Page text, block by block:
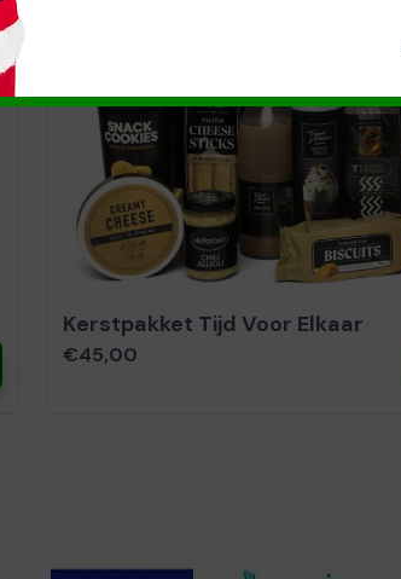
Kerstpakket Tijd Voor Elkaar
€45,00